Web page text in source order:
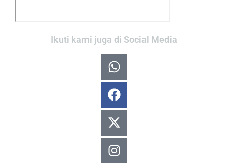
Ikuti kami juga di Social Media